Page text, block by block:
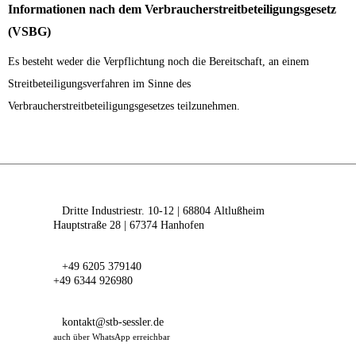
Informationen nach dem Verbraucherstreitbeteiligungsgesetz
(VSBG)
Es besteht weder die Verpflichtung noch die Bereitschaft, an einem
Streitbeteiligungsverfahren im Sinne des
Verbraucherstreitbeteiligungsgesetzes teilzunehmen.
Dritte Industriestr. 10-12 | 68804 Altlußheim
Hauptstraße 28 | 67374 Hanhofen
+49 6205 379140
+49 6344 926980
kontakt@stb-sessler.de
auch über WhatsApp erreichbar